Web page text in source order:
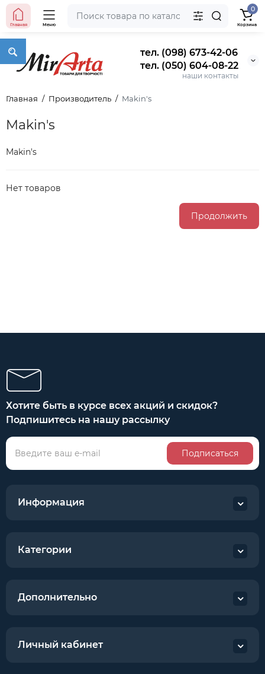
тел. (098) 673-42-06
тел. (050) 604-08-22
наши контакты
Главная Меню
0
Корзина
Главная Производитель Makin's
Makin's
Makin's
Нет товаров
Продолжить
Хотите быть в курсе всех акций и скидок?
Подпишитесь на нашу рассылку
Подписаться
Информация
Категории
Дополнительно
Личный кабинет